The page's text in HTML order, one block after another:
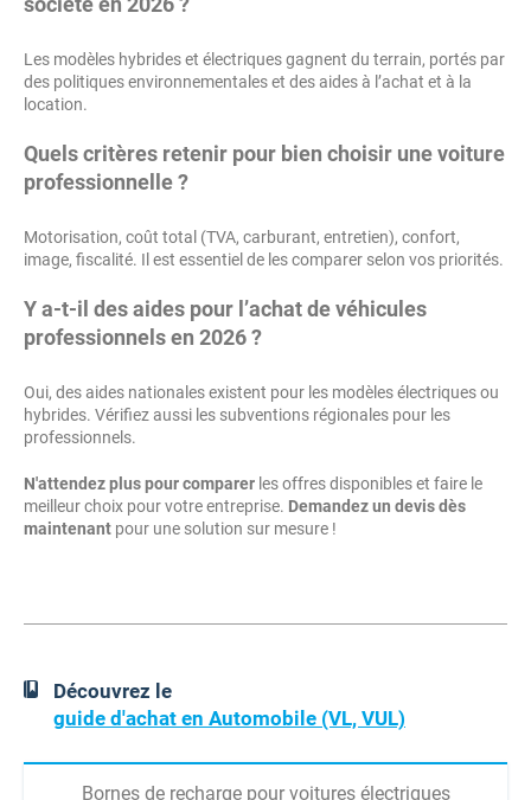
Les modèles hybrides et électriques gagnent du terrain, portés par
des politiques environnementales et des aides à l’achat et à la
location.
Quels critères retenir pour bien choisir une voiture
professionnelle ?
Motorisation, coût total (TVA, carburant, entretien), confort,
image, fiscalité. Il est essentiel de les comparer selon vos priorités.
Y a-t-il des aides pour l’achat de véhicules
professionnels en 2026 ?
Oui, des aides nationales existent pour les modèles électriques ou
hybrides. Vérifiez aussi les subventions régionales pour les
professionnels.
N'attendez plus pour comparer les offres disponibles et faire le
meilleur choix pour votre entreprise. Demandez un devis dès
maintenant pour une solution sur mesure !
Découvrez le
guide d'achat en Automobile (VL, VUL)
Bornes de recharge pour voitures électriques